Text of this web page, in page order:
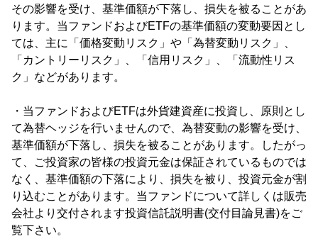
その影響を受け、基準価額が下落し、損失を被ることがあ
ります。当ファンドおよびETFの基準価額の変動要因とし
ては、主に「価格変動リスク」や「為替変動リスク」、
「カントリーリスク」、「信用リスク」、「流動性リス
ク」などがあります。
・当ファンドおよびETFは外貨建資産に投資し、原則とし
て為替ヘッジを行いませんので、為替変動の影響を受け、
基準価額が下落し、損失を被ることがあります。したがっ
て、ご投資家の皆様の投資元金は保証されているものでは
なく、基準価額の下落により、損失を被り、投資元金が割
り込むことがあります。当ファンドについて詳しくは販売
会社より交付されます投資信託説明書(交付目論見書)をご
覧下さい。